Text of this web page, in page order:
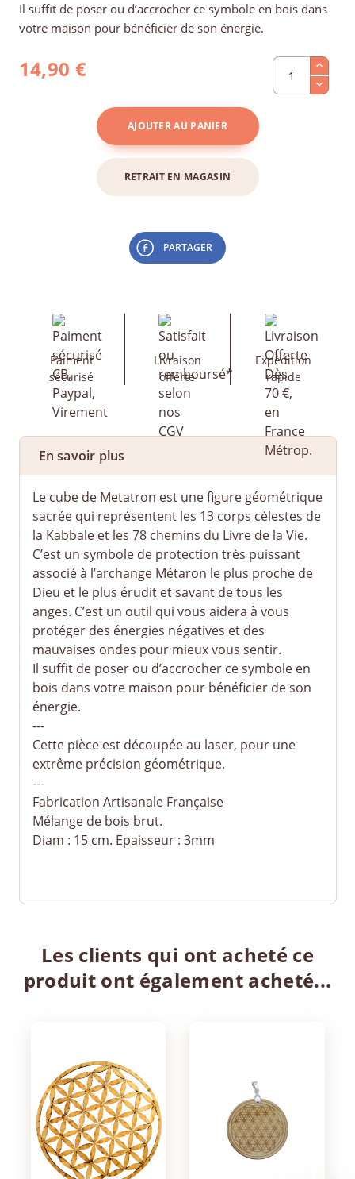
Il suffit de poser ou d’accrocher ce symbole en bois dans
votre maison pour bénéficier de son énergie.
14,90 €
AJOUTER AU PANIER
RETRAIT EN MAGASIN
PARTAGER
Paiment
sécurisé
Livraison
offerte
Expédition
rapide
En savoir plus
Le cube de Metatron est une figure géométrique
sacrée qui représentent les 13 corps célestes de
la Kabbale et les 78 chemins du Livre de la Vie.
C’est un symbole de protection très puissant
associé à l’archange Métaron le plus proche de
Dieu et le plus érudit et savant de tous les
anges. C’est un outil qui vous aidera à vous
protéger des énergies négatives et des
mauvaises ondes pour mieux vous sentir.
Il suffit de poser ou d’accrocher ce symbole en
bois dans votre maison pour bénéficier de son
énergie.
---
Cette pièce est découpée au laser, pour une
extrême précision géométrique.
---
Fabrication Artisanale Française
Mélange de bois brut.
Diam : 15 cm. Epaisseur : 3mm
Les clients qui ont acheté ce
produit ont également acheté...